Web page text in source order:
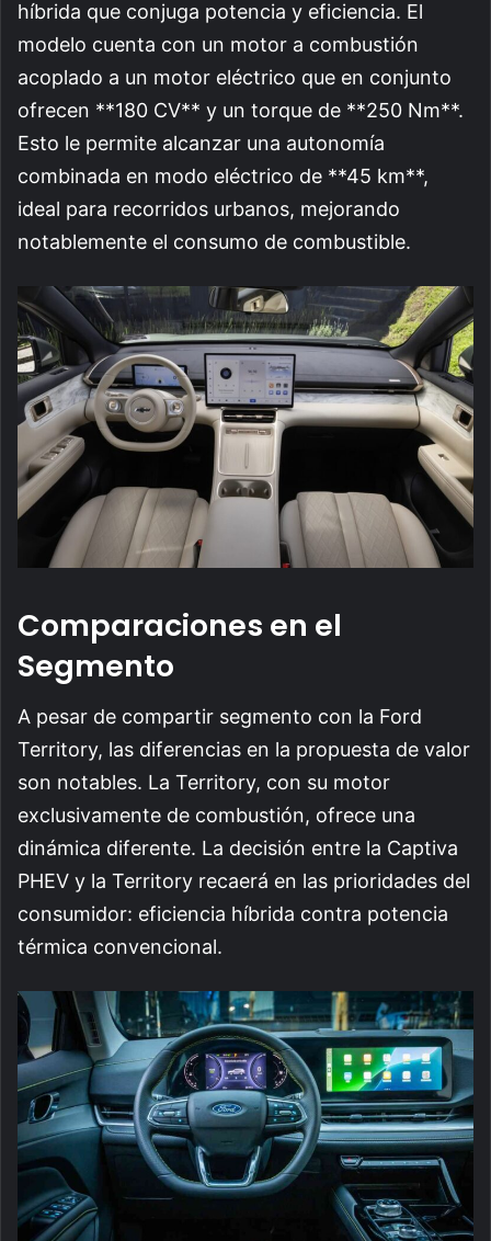
híbrida que conjuga potencia y eficiencia. El
modelo cuenta con un motor a combustión
acoplado a un motor eléctrico que en conjunto
ofrecen **180 CV** y un torque de **250 Nm**.
Esto le permite alcanzar una autonomía
combinada en modo eléctrico de **45 km**,
ideal para recorridos urbanos, mejorando
notablemente el consumo de combustible.
Comparaciones en el
Segmento
A pesar de compartir segmento con la Ford
Territory, las diferencias en la propuesta de valor
son notables. La Territory, con su motor
exclusivamente de combustión, ofrece una
dinámica diferente. La decisión entre la Captiva
PHEV y la Territory recaerá en las prioridades del
consumidor: eficiencia híbrida contra potencia
térmica convencional.